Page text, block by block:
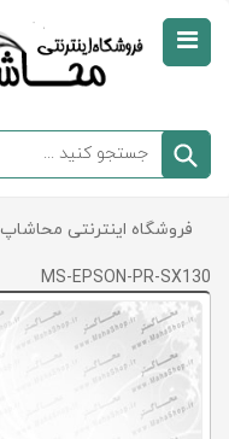
سبد
خالی
است
فروشگاه اینترنتی محاشاپ
MS-EPSON-PR-SX130